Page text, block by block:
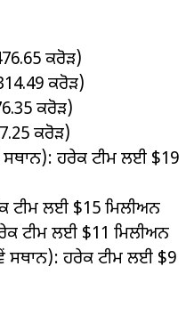
ਕਰੋੜ)
ਕਰੋੜ)
ਕਰੋੜ)
ਕਰੋੜ)
ਹਰੇਕ ਟੀਮ ਲਈ $19
ਟੀਮ ਲਈ $15 ਮਿਲੀਅਨ
ਟੀਮ ਲਈ $11 ਮਿਲੀਅਨ
ਸਥਾਨ): ਹਰੇਕ ਟੀਮ ਲਈ $9